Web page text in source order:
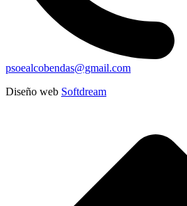
psoealcobendas@gmail.com
Diseño web Softdream